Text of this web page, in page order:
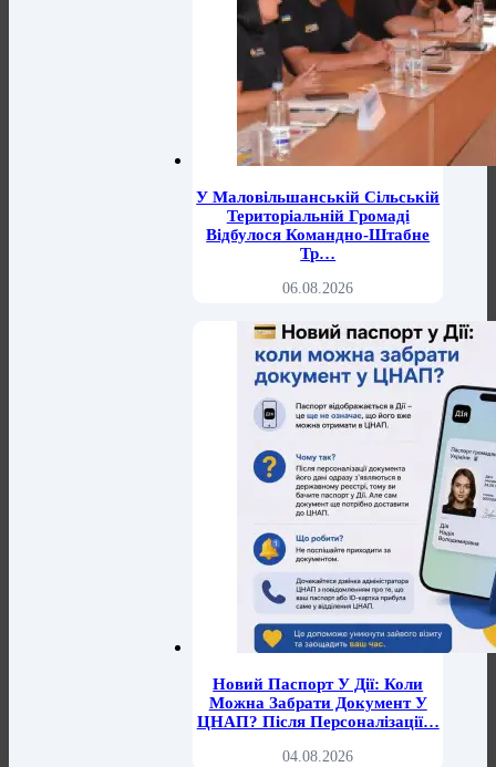
У Маловільшанській Сільській
Територіальній Громаді
Відбулося Командно-Штабне
Тр…
06.08.2026
Новий Паспорт У Дії: Коли
Можна Забрати Документ У
ЦНАП? Після Персоналізації…
04.08.2026